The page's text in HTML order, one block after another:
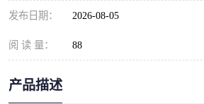
发布日期： 2026-08-05
阅 读 量： 88
产品描述